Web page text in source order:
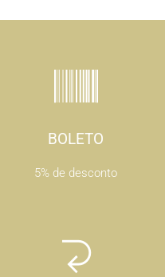
BOLETO
5% de desconto